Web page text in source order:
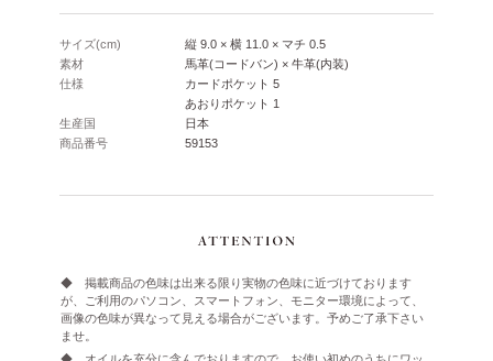
サイズ(cm)
縦 9.0 × 横 11.0 × マチ 0.5
素材
馬革(コードバン) × 牛革(内装)
仕様
カードポケット 5
あおりポケット 1
生産国
日本
商品番号
59153
◆ 掲載商品の色味は出来る限り実物の色味に近づけております
が、ご利用のパソコン、スマートフォン、モニター環境によって、
画像の色味が異なって見える場合がございます。予めご了承下さい
ませ。